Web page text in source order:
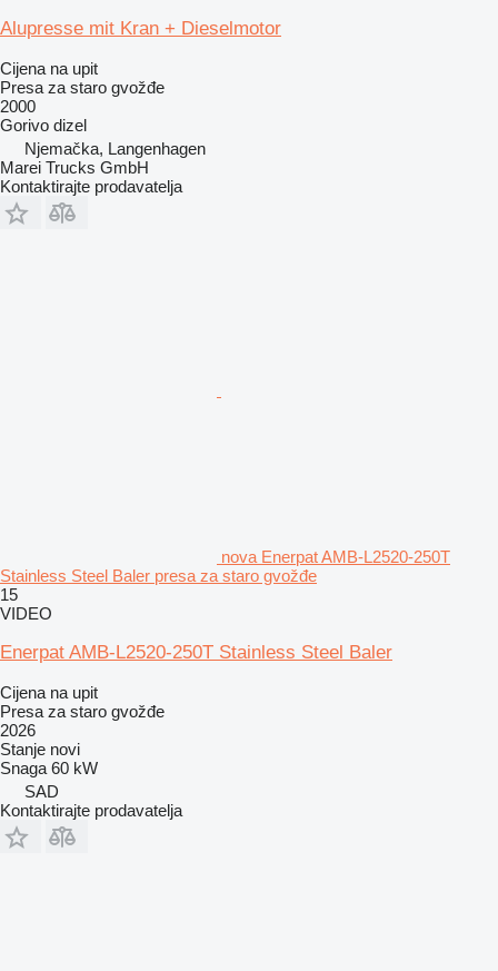
Alupresse mit Kran + Dieselmotor
Cijena na upit
Presa za staro gvožđe
2000
Gorivo dizel
Njemačka, Langenhagen
Marei Trucks GmbH
Kontaktirajte prodavatelja
nova Enerpat AMB-L2520-250T
Stainless Steel Baler presa za staro gvožđe
15
VIDEO
Enerpat AMB-L2520-250T Stainless Steel Baler
Cijena na upit
Presa za staro gvožđe
2026
Stanje novi
Snaga 60 kW
SAD
Kontaktirajte prodavatelja